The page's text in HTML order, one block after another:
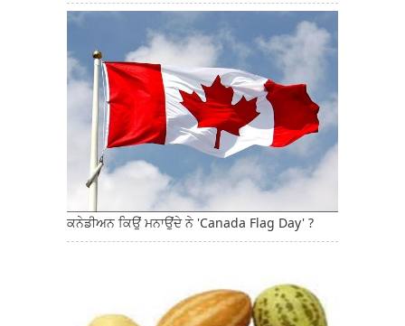
ਕਨੇਡੀਅਨ ਕਿਉਂ ਮਨਾਉਂਦੇ ਨੇ 'Canada Flag Day' ?